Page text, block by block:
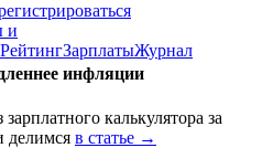
и
РейтингЗарплатыЖурнал
инфляции
калькулятора за
делимся в статье →